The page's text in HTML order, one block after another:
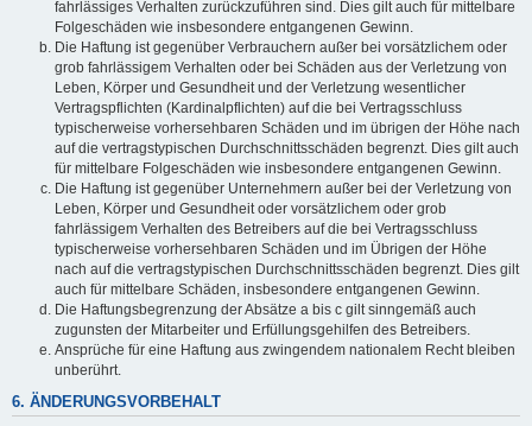
fahrlässiges Verhalten zurückzuführen sind. Dies gilt auch für mittelbare
Folgeschäden wie insbesondere entgangenen Gewinn.
Die Haftung ist gegenüber Verbrauchern außer bei vorsätzlichem oder
grob fahrlässigem Verhalten oder bei Schäden aus der Verletzung von
Leben, Körper und Gesundheit und der Verletzung wesentlicher
Vertragspflichten (Kardinalpflichten) auf die bei Vertragsschluss
typischerweise vorhersehbaren Schäden und im übrigen der Höhe nach
auf die vertragstypischen Durchschnittsschäden begrenzt. Dies gilt auch
für mittelbare Folgeschäden wie insbesondere entgangenen Gewinn.
Die Haftung ist gegenüber Unternehmern außer bei der Verletzung von
Leben, Körper und Gesundheit oder vorsätzlichem oder grob
fahrlässigem Verhalten des Betreibers auf die bei Vertragsschluss
typischerweise vorhersehbaren Schäden und im Übrigen der Höhe
nach auf die vertragstypischen Durchschnittsschäden begrenzt. Dies gilt
auch für mittelbare Schäden, insbesondere entgangenen Gewinn.
Die Haftungsbegrenzung der Absätze a bis c gilt sinngemäß auch
zugunsten der Mitarbeiter und Erfüllungsgehilfen des Betreibers.
Ansprüche für eine Haftung aus zwingendem nationalem Recht bleiben
unberührt.
6. ÄNDERUNGSVORBEHALT